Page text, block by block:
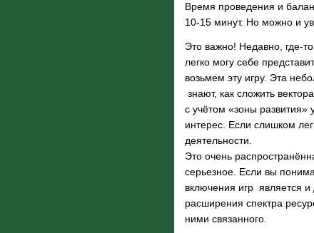
Время проведения и
10-15 минут. Но можно и
Это важно! Недавно, где-
легко могу себе
возьмем эту игру. Эта
знают, как сложить
с учётом «зоны
интерес. Если слишком
деятельности.
Это очень
серьезное. Если вы
включения игр является
расширения спектра
ними связанного.